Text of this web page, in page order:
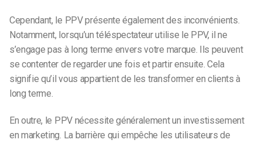
Cependant, le PPV présente également des inconvénients.
Notamment, lorsqu’un téléspectateur utilise le PPV, il ne
s’engage pas à long terme envers votre marque. Ils peuvent
se contenter de regarder une fois et partir ensuite. Cela
signifie qu’il vous appartient de les transformer en clients à
long terme.
En outre, le PPV nécessite généralement un investissement
en marketing. La barrière qui empêche les utilisateurs de